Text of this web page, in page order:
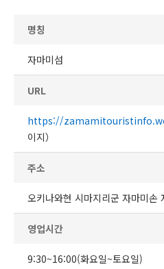
명칭
자마미섬
URL
https://
이지）
주소
오키나와현 시마지리군 자마미손
영업시간
9:30~16:00(화요일~토요일)